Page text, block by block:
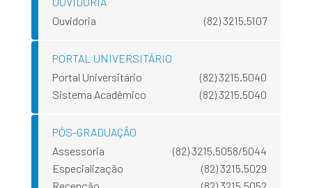
Ouvidoria
(82) 3215.5107
PORTAL UNIVERSITÁRIO
Portal Universitário
(82) 3215.5040
Sistema Acadêmico
(82) 3215.5040
PÓS-GRADUAÇÃO
Assessoria
(82) 3215.5058/5044
Especialização
(82) 3215.5029